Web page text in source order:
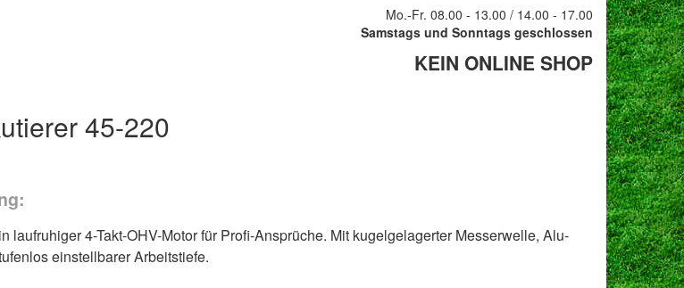
Mo.-Fr. 08.00 - 13.00 / 14.00 - 17.00
Samstags und Sonntags geschlossen
KEIN ONLINE SHOP
45-220
laufruhiger 4-Takt-OHV-Motor für Profi-Ansprüche. Mit kugelgelagerter Messerwelle, Alu-
einstellbarer Arbeitstiefe.